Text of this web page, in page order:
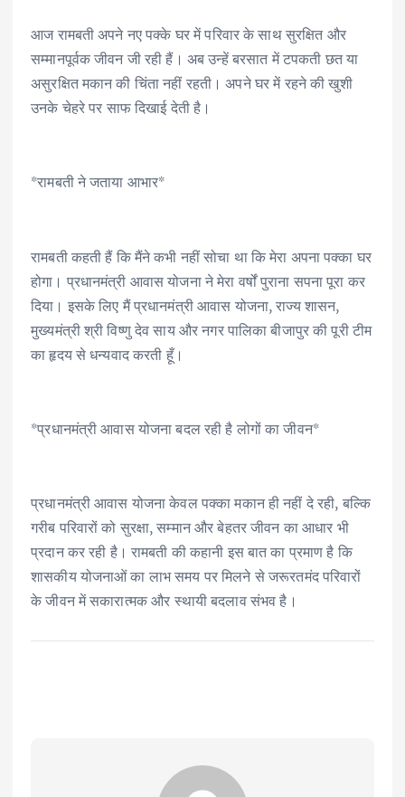
आज रामबती अपने नए पक्के घर में परिवार के साथ सुरक्षित और
सम्मानपूर्वक जीवन जी रही हैं। अब उन्हें बरसात में टपकती छत या
असुरक्षित मकान की चिंता नहीं रहती। अपने घर में रहने की खुशी
उनके चेहरे पर साफ दिखाई देती है।
*रामबती ने जताया आभार*
रामबती कहती हैं कि मैंने कभी नहीं सोचा था कि मेरा अपना पक्का घर
होगा। प्रधानमंत्री आवास योजना ने मेरा वर्षों पुराना सपना पूरा कर
दिया। इसके लिए मैं प्रधानमंत्री आवास योजना, राज्य शासन,
मुख्यमंत्री श्री विष्णु देव साय और नगर पालिका बीजापुर की पूरी टीम
का हृदय से धन्यवाद करती हूँ।
*प्रधानमंत्री आवास योजना बदल रही है लोगों का जीवन*
प्रधानमंत्री आवास योजना केवल पक्का मकान ही नहीं दे रही, बल्कि
गरीब परिवारों को सुरक्षा, सम्मान और बेहतर जीवन का आधार भी
प्रदान कर रही है। रामबती की कहानी इस बात का प्रमाण है कि
शासकीय योजनाओं का लाभ समय पर मिलने से जरूरतमंद परिवारों
के जीवन में सकारात्मक और स्थायी बदलाव संभव है।